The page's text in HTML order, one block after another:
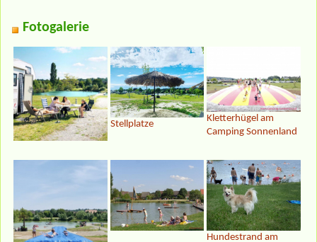
Fotogalerie
Stellplatze
Kletterhügel am
Camping Sonnenland
Hundestrand am